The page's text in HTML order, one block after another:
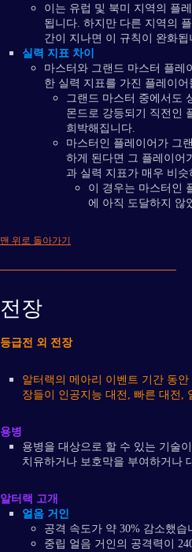
이는 유럽 및 북미 지역의 플
됩니다. 하지만 다른 지역의
간이 지나면 이 규칙이 완화됩
실력 지표 차이
마스터와 그랜드 마스터 플레
한 실력 지표를 가진 플레이
그랜드 마스터 중에서도
몬드로 강등되기 직전인
희박해집니다.
마스터인 플레이어가 그
하게 된다면 그 플레이어
과 실력 지표가 매우 비슷
이 경우는 마스터인
에 아직 도달하지 않
맨 위로 돌아가기
전장
등급전 외 전장
알터랙의 메아리 이벤트 기간 동
장들이 인공지능 대전, 빠른 대전,
용병
용병을 대상으로 할 수 있는 기술
치유하거나 보호막을 부여하거나
알터랙 고개
얼음 거인
공격 속도가 약 30% 감소했습
중립 얼음 거인의 공격력이